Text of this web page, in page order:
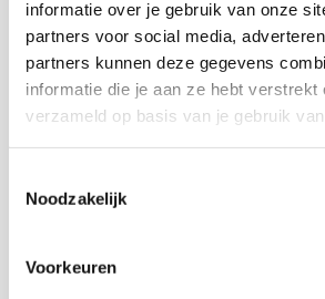
informatie over je gebruik van onze
partners voor social media,
partners kunnen deze gegevens
informatie die je aan ze hebt verstrekt
verzameld op basis van je gebruik
Noodzakelijk
Voorkeuren
wel een balans zijn tussen wat gister
en morgen komt. Het hoeft niet van
gaan, maar ook niet van honderd
Voor Cruijff is in ieder geval duidelijk
moet staan. “Dan moeten we
we voor vechten.”
AANBEVOLEN
Cruijff over
topclub is’